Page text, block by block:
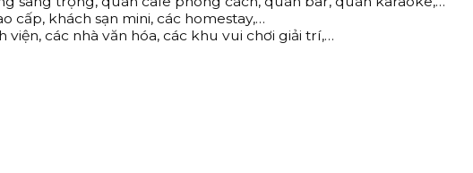
cấp, khách sạn mini, các homestay,…
các nhà văn hóa, các khu vui chơi giải trí,…